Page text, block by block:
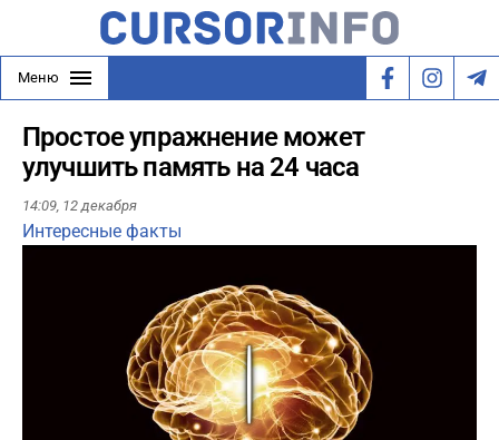
Меню
Простое упражнение может
улучшить память на 24 часа
14:09, 12 декабря
Интересные факты
Play